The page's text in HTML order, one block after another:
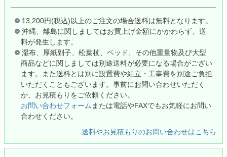
13,200円(税込)以上のご注文の場合送料は無料となります。
沖縄、離島に関しましてはお買上げ金額にかかわらず、送
料が発生します。
湿布、厚紙副子、松葉杖、ベッド、その他重量物及び大型
商品などに関しましては別途送料が必要になる場合がござい
ます。また送料とは別に設置費や組立・工事費を別途ご負担
いただくこともございます。事前にお問い合わせいただく
か、お見積もりをご依頼ください。
お問い合わせフォーム または電話やFAXでもお気軽にお問い
合わせください。
送料やお見積もりのお問い合わせはこちら